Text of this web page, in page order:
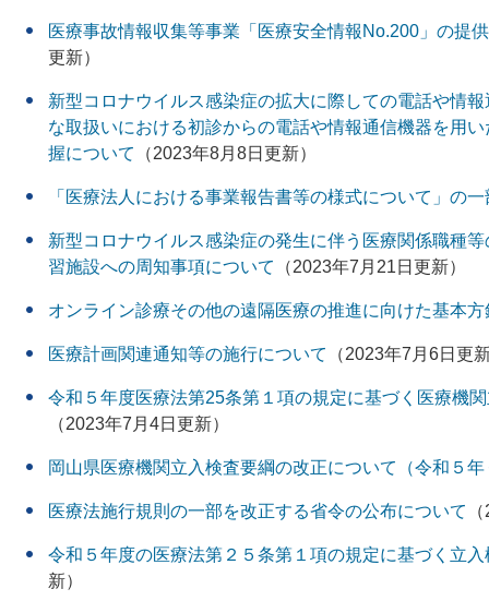
医療事故情報収集等事業「医療安全情報No.200」の提
更新）
新型コロナウイルス感染症の拡大に際しての電話や情
な取扱いにおける初診からの電話や情報通信機器を用
握について
（2023年8月8日更新）
「医療法人における事業報告書等の様式について」の
新型コロナウイルス感染症の発生に伴う医療関係職種
習施設への周知事項について
（2023年7月21日更新）
オンライン診療その他の遠隔医療の推進に向けた基本
医療計画関連通知等の施行について （2023年7月6日更
令和５年度医療法第25条第１項の規定に基づく医療機
（2023年7月4日更新）
岡山県医療機関立入検査要綱の改正について（令和５
医療法施行規則の一部を改正する省令の公布について
令和５年度の医療法第２５条第１項の規定に基づく立
新）